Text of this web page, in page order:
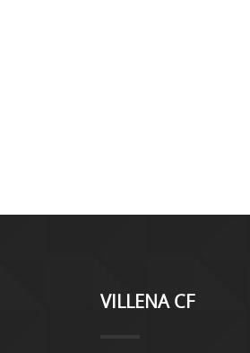
VILLENA CF